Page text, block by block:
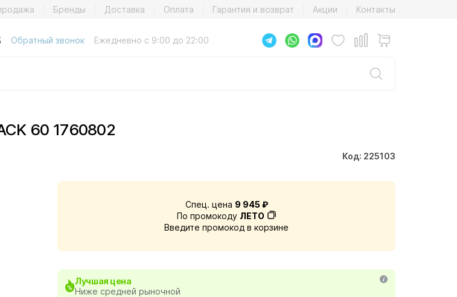
Бренды Доставка Оплата Гарантия и возврат Акции Контакты
Обратный звонок Ежедневно с 9:00 до 22:00
60 1760802
Код: 225103
Спец. цена 9 945 ₽
По промокоду ЛЕТО
Введите промокод в корзине
Лучшая цена
Ниже средней рыночной